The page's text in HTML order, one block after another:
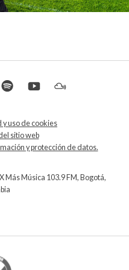
y uso de cookies
sitio web
y protección de datos.
Más Música 103.9 FM, Bogotá,